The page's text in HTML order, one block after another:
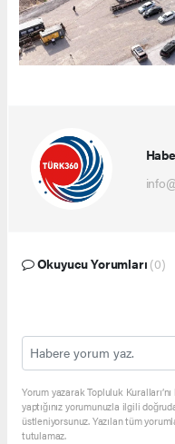
Okuyucu Yorumları (0)
Yorum yazarak Topluluk
yaptığınız yorumunuzla ilgili
üstleniyorsunuz. Yazılan tüm
tutulamaz.